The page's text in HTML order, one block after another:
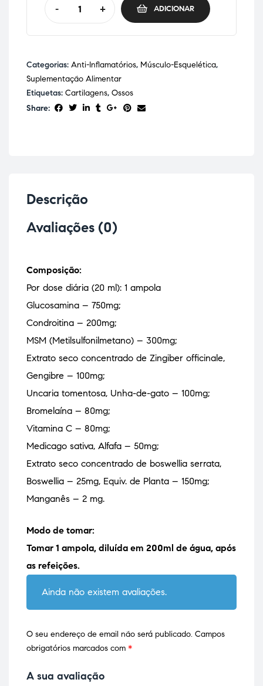
- + ADICIONAR
Categorias: Anti-Inflamatórios, Músculo-Esquelética,
Suplementação Alimentar
Etiquetas: Cartilagens, Ossos
Share:
Descrição
Avaliações (0)
Composição:
Por dose diária (20 ml): 1 ampola
Glucosamina – 750mg;
Condroitina – 200mg;
MSM (Metilsulfonilmetano) – 300mg;
Extrato seco concentrado de Zingiber officinale,
Gengibre – 100mg;
Uncaria tomentosa, Unha-de-gato – 100mg;
Bromelaína – 80mg;
Vitamina C – 80mg;
Medicago sativa, Alfafa – 50mg;
Extrato seco concentrado de boswellia serrata,
Boswellia – 25mg, Equiv. de Planta – 150mg;
Manganês – 2 mg.
Modo de tomar:
Tomar 1 ampola, diluída em 200ml de água, após
as refeições.
Ainda não existem avaliações.
O seu endereço de email não será publicado. Campos
obrigatórios marcados com *
A sua avaliação